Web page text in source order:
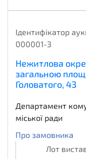
Ідентифікатор
000001-3
Нежитлова
загальною
Головатого, 43
Департамент
міської ради
Про замовника
Лот